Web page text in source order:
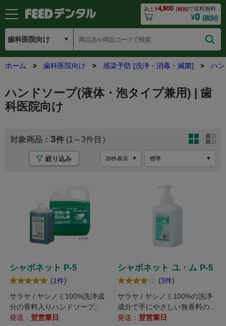
あと¥4,800 (税別)で送料無料
¥0 (税別)
ホーム 歯科医院向け 感染予防 [洗浄・消毒・滅菌] ハ
ハンドソープ(液体・泡タイプ兼用) | 歯
科医院向け
3 (1～3
絞り込み
シャボネット P-5
(1件)
サラヤ / ヤシノミ100%洗浄成
分の香料入りハンドソープ。
発送： 翌営業日
シャボネット ユ・ム P-5
(3件)
サラヤ / ヤシノミ100%の洗浄
成分で手にやさしい無香料の薬
用ハンドソープ。
発送： 翌営業日